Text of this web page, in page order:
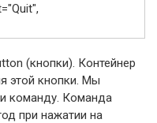
="Quit",
(кнопки). Контейнер
этой кнопки. Мы
команду. Команда
при нажатии на